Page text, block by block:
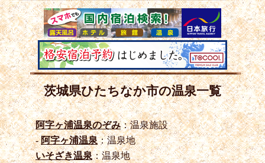
茨城県ひたちなか市の温泉一覧
阿字ヶ浦温泉のぞみ：温泉施設
-阿字ヶ浦温泉：温泉地
いそざき温泉：温泉地